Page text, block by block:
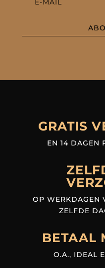
GRATIS
EN 14 DAGEN
OP WERKDAGEN
ZELFDE
BETAAL
O.A., IDEAL